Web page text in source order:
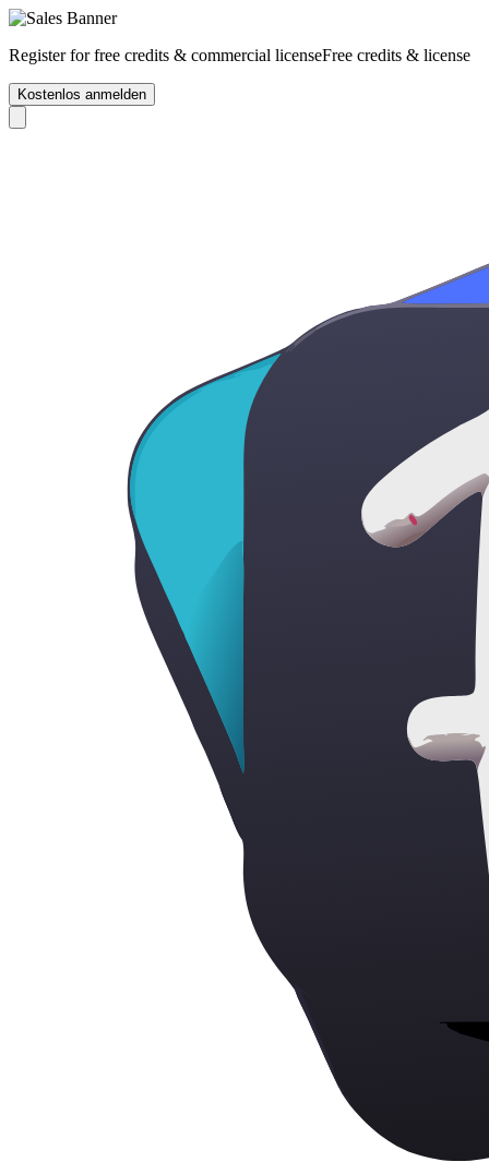
Register for free credits & commercial licenseFree credits & license
Kostenlos anmelden